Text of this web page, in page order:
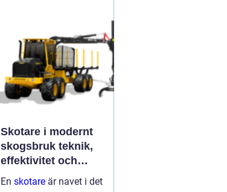
energikostnader. I en tid
där många söker...
Skotare i modernt
skogsbruk teknik,
effektivitet och
hållbarhet
En skotare är navet i det